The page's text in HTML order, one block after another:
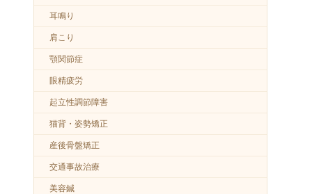
耳鳴り
肩こり
顎関節症
眼精疲労
起立性調節障害
猫背・姿勢矯正
産後骨盤矯正
交通事故治療
美容鍼